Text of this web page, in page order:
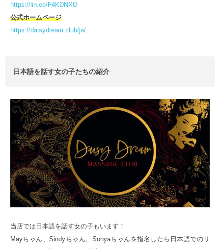
https://lin.ee/F4KDNXO
公式ホームページ
https://daisydream.club/ja/
日本語を話す女の子たちの紹介
当店では日本語を話す女の子もいます！
Mayちゃん、Sindyちゃん、Sonyaちゃんを指名したら日本語でのリ